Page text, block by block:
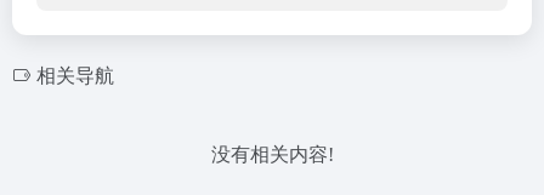
相关导航
没有相关内容!